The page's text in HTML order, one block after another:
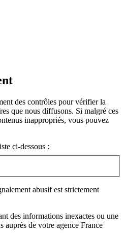
des contrôles pour vérifier la
que nous diffusons. Si malgré ces
inappropriés, vous pouvez
ci-dessous :
abusif est strictement
des informations inexactes ou une
auprès de votre agence France